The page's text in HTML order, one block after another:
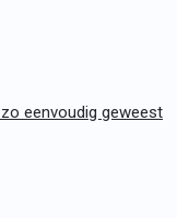
eenvoudig geweest